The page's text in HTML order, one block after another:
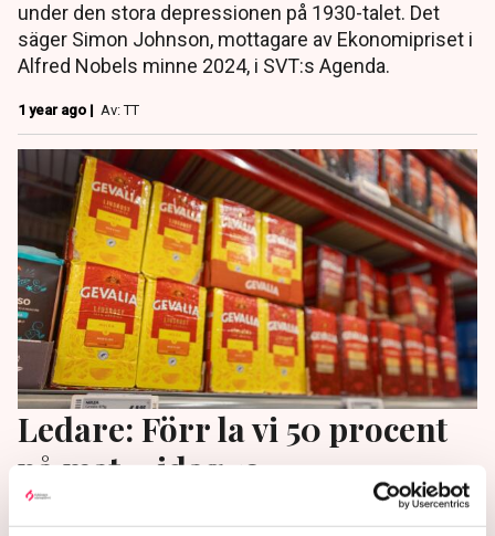
under den stora depressionen på 1930-talet. Det
säger Simon Johnson, mottagare av Ekonomipriset i
Alfred Nobels minne 2024, i SVT:s Agenda.
1 year ago | Av: TT
Ledare: Förr la vi 50 procent
på mat – idag 13
”Matvarupriserna har inte med matvarujättars